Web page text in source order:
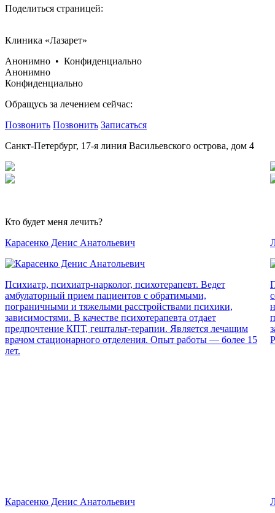
Поделиться страницей:
Клиника «Лазарет»
Анонимно • Конфиденциально
Анонимно
Конфиденциально
Обращусь за лечением сейчас:
Позвонить Позвонить Записаться
Санкт-Петербург, 17-я линия Васильевского острова, дом 4
Кто будет меня лечить?
Карасенко Денис Анатольевич
Психиатр, психиатр-нарколог, психотерапевт. Ведет
амбулаторный прием пациентов с обратимыми,
пограничными и тяжелыми расстройствами психики,
зависимостями. В качестве психотерапевта отдает
предпочтение КПТ, гештальт-терапии. Является лечащим
врачом стационарного отделения. Опыт работы — более 15
лет.
Карасенко Денис Анатольевич